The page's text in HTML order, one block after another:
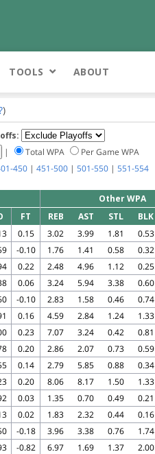
TOOLS ABOUT
)
| Total WPA
Per Game WPA
450 | 451-500 | 501-550 | 551-554
Other WPA
FT REB AST STL BLK
0.15 3.02 3.99 1.81 0.53
-0.10 1.76 1.41 0.58 0.32
0.22 2.48 4.96 1.12 0.25
0.06 3.24 5.94 3.38 0.60
-0.10 2.83 1.58 0.46 0.74
0.16 4.59 2.84 1.24 1.33
0.23 7.07 3.24 0.42 0.81
0.20 2.86 2.07 0.73 0.59
0.14 2.79 5.85 0.88 0.34
0.20 8.06 8.17 1.50 1.33
0.03 1.35 0.70 0.49 0.21
0.02 1.83 2.32 0.44 0.16
-0.18 3.96 3.38 0.76 1.74
-0.82 6.97 1.69 1.37 2.00